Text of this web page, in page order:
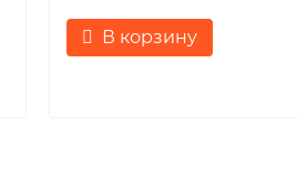
В корзину